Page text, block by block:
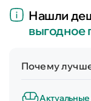
Нашли
выгодное
Почему